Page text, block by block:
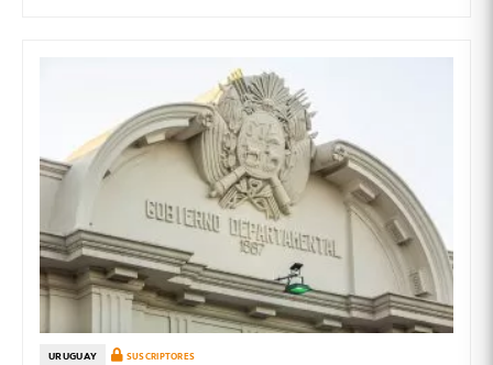
URUGUAY SUSCRIPTORES